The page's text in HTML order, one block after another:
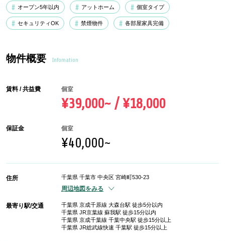
オープン5年以内 アットホーム 個室タイプ
セキュリティOK 禁煙物件 各部屋家具完備
物件概要 Infomation
賃料 / 共益費 個室
¥39,000~ / ¥18,000
保証金 個室
¥40,000~
住所 千葉県 千葉市 中央区 宮崎町530-23
周辺地図をみる
最寄り駅/交通
千葉県 京成千原線 大森台駅 徒歩5分以内
千葉県 JR京葉線 蘇我駅 徒歩15分以内
千葉県 京成千葉線 千葉中央駅 徒歩15分以上
千葉県 JR総武線快速 千葉駅 徒歩15分以上